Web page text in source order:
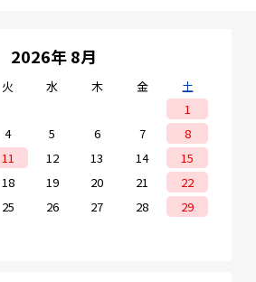
2026年 8月
火 水 木 金
土
1
4 5 6 7
8
11 12 13 14
15
18 19 20 21
22
25 26 27 28
29